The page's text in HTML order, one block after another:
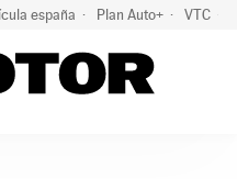
españa Plan Auto+ VTC